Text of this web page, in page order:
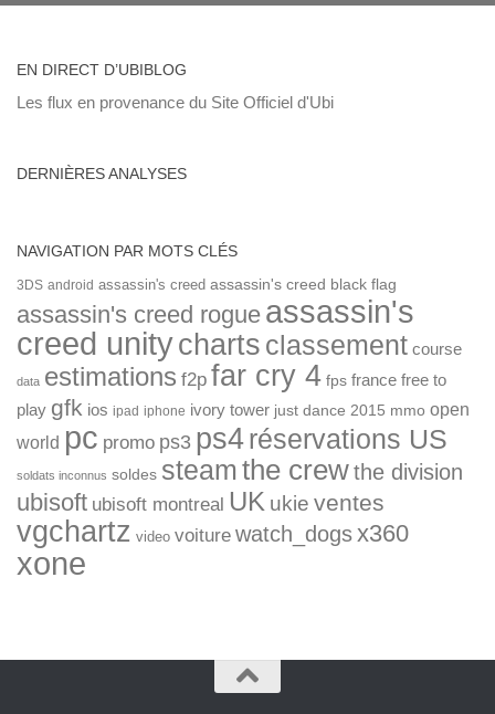
EN DIRECT D’UBIBLOG
Les flux en provenance du Site Officiel d'Ubi
DERNIÈRES ANALYSES
NAVIGATION PAR MOTS CLÉS
3DS android assassin's creed assassin's creed black flag
assassin's creed rogue assassin's
creed unitycharts classement course
data estimations f2p far cry 4 fps france free to
play gfk ios ipad iphone ivory tower just dance 2015 mmo open
world pc promo ps3 ps4réservations US
soldats inconnus soldes steamthe crewthe division
ubisoft ubisoft montreal UK ukie ventes
vgchartz video voiture watch_dogsx360
xone